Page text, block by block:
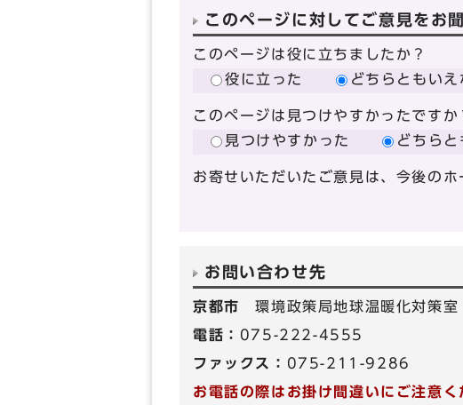
このページに対してご意見をお
このページは役に立ちましたか？
役に立った
どちらともいえ
このページは見つけやすかったですか
見つけやすかった
どちらと
お寄せいただいたご意見は、今後の
お問い合わせ先
京都市環境政策局地球温暖化対策室
電話： 075-222-4555
ファックス： 075-211-9286
お電話の際はお掛け間違いにご注意く